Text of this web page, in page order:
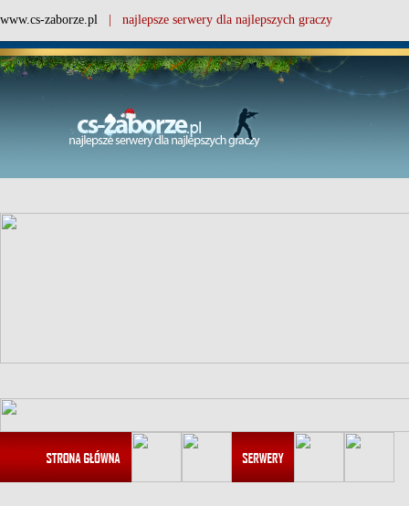
www.cs-zaborze.pl | najlepsze serwery dla najlepszych graczy